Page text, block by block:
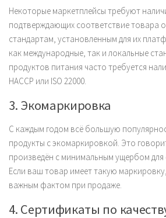
Некоторые маркетплейсы требуют
подтверждающих соответствие товара
стандартам, установленным для их
как международные, так и локальные
продуктов питания часто требуется
HACCP или ISO 22000.
3. Экомаркировка
С каждым годом всё большую
продукты с экомаркировкой. Это
произведён с минимальным ущербом
Если ваш товар имеет такую
важным фактом при продаже.
4. Сертификаты по